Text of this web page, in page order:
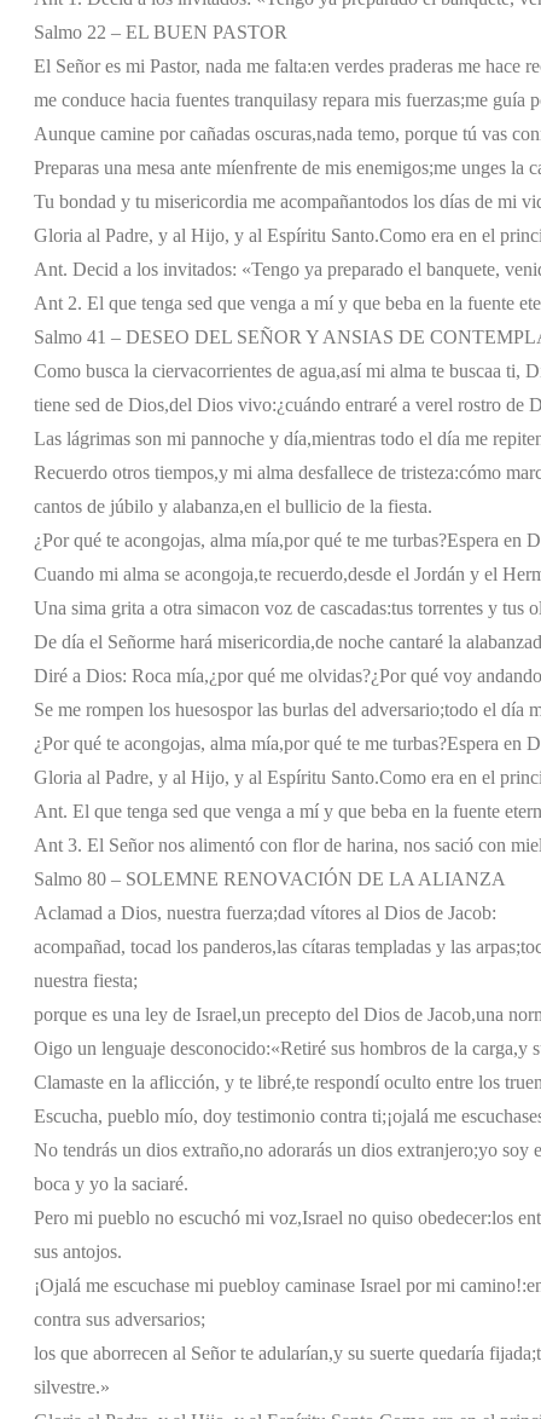
Salmo 22 – EL BUEN PASTOR
El Señor es mi Pastor, nada me falta:en verdes praderas me hace
me conduce hacia fuentes tranquilasy repara mis fuerzas;me guía
Aunque camine por cañadas oscuras,nada temo, porque tú vas
Preparas una mesa ante míenfrente de mis enemigos;me unges la
Tu bondad y tu misericordia me acompañantodos los días de mi
Gloria al Padre, y al Hijo, y al Espíritu Santo.Como era en el
Ant. Decid a los invitados: «Tengo ya preparado el banquete,
Ant 2. El que tenga sed que venga a mí y que beba en la fuente
Salmo 41 – DESEO DEL SEÑOR Y ANSIAS DE
Como busca la ciervacorrientes de agua,así mi alma te buscaa ti,
tiene sed de Dios,del Dios vivo:¿cuándo entraré a verel rostro de
Las lágrimas son mi pannoche y día,mientras todo el día me
Recuerdo otros tiempos,y mi alma desfallece de tristeza:cómo
cantos de júbilo y alabanza,en el bullicio de la fiesta.
¿Por qué te acongojas, alma mía,por qué te me turbas?Espera en
Cuando mi alma se acongoja,te recuerdo,desde el Jordán y el
Una sima grita a otra simacon voz de cascadas:tus torrentes y tus
De día el Señorme hará misericordia,de noche cantaré la alabanza
Diré a Dios: Roca mía,¿por qué me olvidas?¿Por qué voy
Se me rompen los huesospor las burlas del adversario;todo el día
¿Por qué te acongojas, alma mía,por qué te me turbas?Espera en
Gloria al Padre, y al Hijo, y al Espíritu Santo.Como era en el
Ant. El que tenga sed que venga a mí y que beba en la fuente
Ant 3. El Señor nos alimentó con flor de harina, nos sació con
Salmo 80 – SOLEMNE RENOVACIÓN DE LA ALIANZA
Aclamad a Dios, nuestra fuerza;dad vítores al Dios de Jacob:
acompañad, tocad los panderos,las cítaras templadas y las arpas;
nuestra fiesta;
porque es una ley de Israel,un precepto del Dios de Jacob,una
Oigo un lenguaje desconocido:«Retiré sus hombros de la carga,y
Clamaste en la aflicción, y te libré,te respondí oculto entre los
Escucha, pueblo mío, doy testimonio contra ti;¡ojalá me
No tendrás un dios extraño,no adorarás un dios extranjero;yo soy
boca y yo la saciaré.
Pero mi pueblo no escuchó mi voz,Israel no quiso obedecer:los
sus antojos.
¡Ojalá me escuchase mi puebloy caminase Israel por mi camino!:
contra sus adversarios;
los que aborrecen al Señor te adularían,y su suerte quedaría fijada;
silvestre.»